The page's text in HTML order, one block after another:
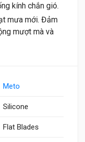
kính chắn gió.
mưa mới. Đảm
mượt mà và
Meto
Silicone
Flat Blades